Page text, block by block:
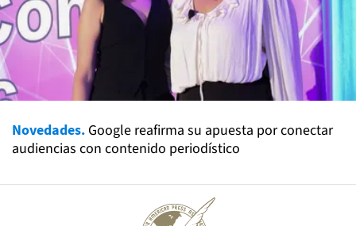
Novedades. Google reafirma su apuesta por conectar
audiencias con contenido periodístico